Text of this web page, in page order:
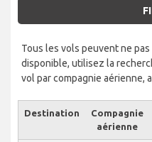
Tous les vols peuvent ne
disponible, utilisez la
vol par compagnie aérienne,
Destination
Compagnie
aérienne